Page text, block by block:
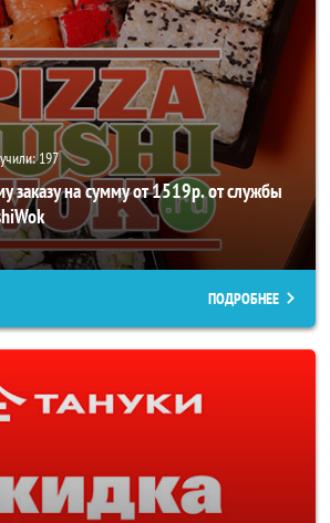
197
заказу на сумму от 1519р. от службы
ПОДРОБНЕЕ